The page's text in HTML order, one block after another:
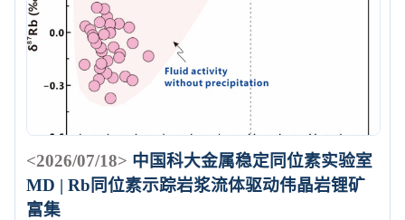
<2026/07/18> 中国科大金属稳定同位素实验室
MD | Rb同位素示踪岩浆流体驱动伟晶岩锂矿
富集